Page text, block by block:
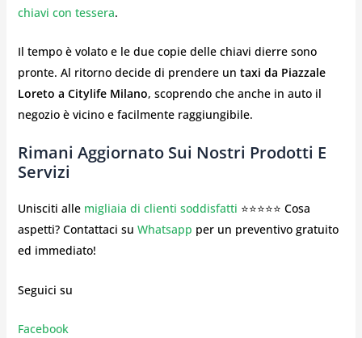
chiavi con tessera.
Il tempo è volato e le due copie delle chiavi dierre sono
pronte. Al ritorno decide di prendere un taxi da Piazzale
Loreto a Citylife Milano, scoprendo che anche in auto il
negozio è vicino e facilmente raggiungibile.
Rimani Aggiornato Sui Nostri Prodotti E
Servizi
Unisciti alle migliaia di clienti soddisfatti ⭐⭐⭐⭐⭐ Cosa
aspetti? Contattaci su Whatsapp per un preventivo gratuito
ed immediato!
Seguici su
Facebook